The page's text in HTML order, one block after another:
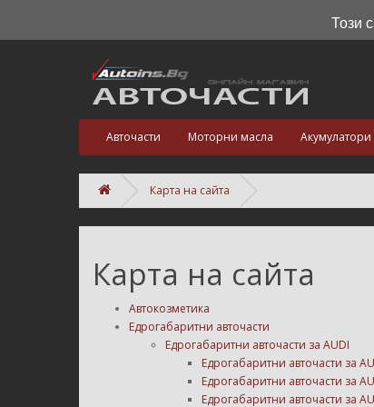
Авточасти Моторни масла Акумулатори
Карта на сайта
Карта на сайта
Автокозметика
Едрогабаритни авточасти
Едрогабаритни авточасти за AUDI
Едрогабаритни авточасти за
Едрогабаритни авточасти за
Едрогабаритни авточасти за
Този